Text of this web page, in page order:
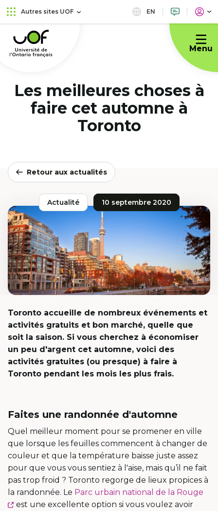
Aller
au
principal
Passer
au
contenu
Autres sites UOF EN
Université
de
l'Ontario
Menu
Les meilleures choses à
faire cet automne à
Toronto
Retour aux actualités
Actualité 10 septembre 2020
Toronto accueille de nombreux événements et
activités gratuits et bon marché, quelle que
soit la saison. Si vous cherchez à économiser
un peu d'argent cet automne, voici des
activités gratuites (ou presque) à faire à
Toronto pendant les mois les plus frais.
Faites une randonnée d'automne
Quel meilleur moment pour se promener en ville
que lorsque les feuilles commencent à changer de
couleur et que la température baisse juste assez
pour que vous vous sentiez à l'aise, mais qu’il ne fait
pas trop froid ? Toronto regorge de lieux propices à
la randonnée. Le Parc urbain national de la Rouge
Ce
est une excellente option si vous voulez avoir